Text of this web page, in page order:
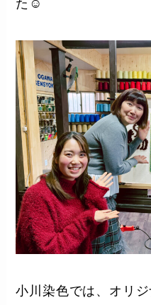
た☺️
小川染色では、オリ